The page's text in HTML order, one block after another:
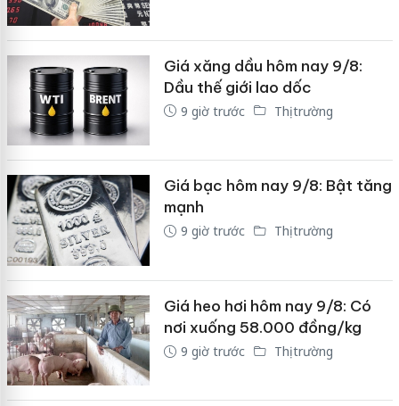
Giá xăng dầu hôm nay 9/8:
Dầu thế giới lao dốc
9 giờ trước Thị trường
Giá bạc hôm nay 9/8: Bật tăng
mạnh
9 giờ trước Thị trường
Giá heo hơi hôm nay 9/8: Có
nơi xuống 58.000 đồng/kg
9 giờ trước Thị trường